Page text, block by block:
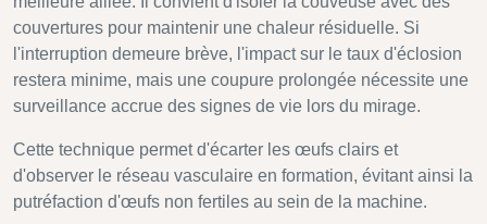
couvertures pour maintenir une chaleur résiduelle. Si
l'interruption demeure brève, l'impact sur le taux d'éclosion
restera minime, mais une coupure prolongée nécessite une
surveillance accrue des signes de vie lors du mirage.
Cette technique permet d'écarter les œufs clairs et
d'observer le réseau vasculaire en formation, évitant ainsi la
putréfaction d'œufs non fertiles au sein de la machine.